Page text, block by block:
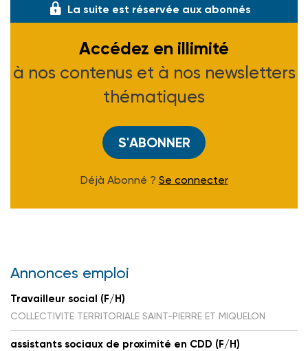
La suite est réservée aux abonnés
Accédez en illimité
à nos contenus et à nos newsletters
thématiques
S'ABONNER
Déjà Abonné ? Se connecter
Annonces emploi
Travailleur social (F/H)
COLLECTIVITE TERRITORIALE SAINT-PIERRE ET MIQUELON
assistants sociaux de proximité en CDD (F/H)